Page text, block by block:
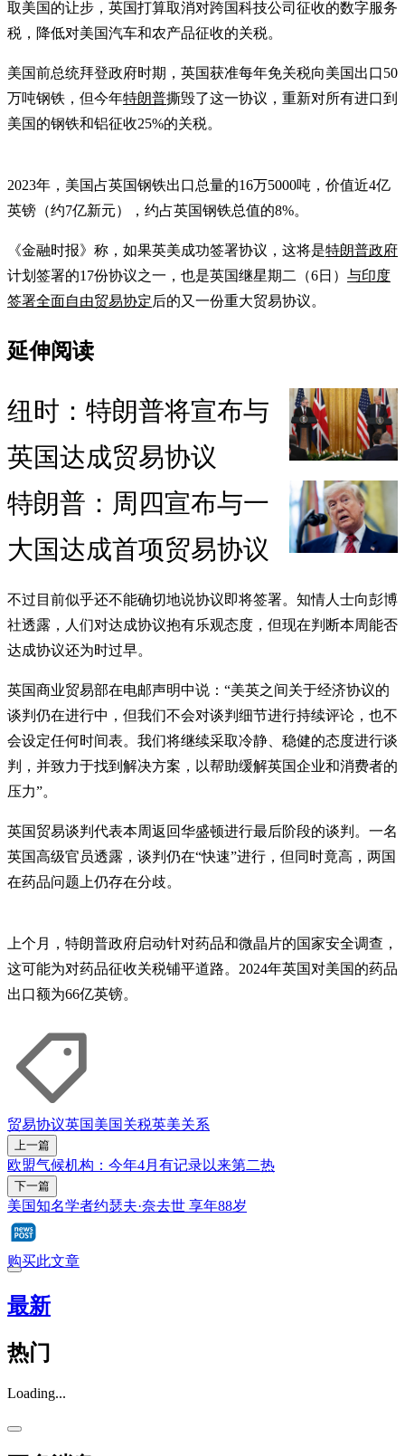
取美国的让步，英国打算取消对跨国科技公司征收的数字服务
税，降低对美国汽车和农产品征收的关税。
美国前总统拜登政府时期，英国获准每年免关税向美国出口50
万吨钢铁，但今年特朗普撕毁了这一协议，重新对所有进口到
美国的钢铁和铝征收25%的关税。
2023年，美国占英国钢铁出口总量的16万5000吨，价值近4亿
英镑（约7亿新元），约占英国钢铁总值的8%。
《金融时报》称，如果英美成功签署协议，这将是特朗普政府
计划签署的17份协议之一，也是英国继星期二（6日） 与印度
签署全面自由贸易协定后的又一份重大贸易协议。
延伸阅读
纽时：特朗普将宣布与
英国达成贸易协议
特朗普：周四宣布与一
大国达成首项贸易协议
不过目前似乎还不能确切地说协议即将签署。知情人士向彭博
社透露，人们对达成协议抱有乐观态度，但现在判断本周能否
达成协议还为时过早。
英国商业贸易部在电邮声明中说：“美英之间关于经济协议的
谈判仍在进行中，但我们不会对谈判细节进行持续评论，也不
会设定任何时间表。我们将继续采取冷静、稳健的态度进行谈
判，并致力于找到解决方案，以帮助缓解英国企业和消费者的
压力”。
英国贸易谈判代表本周返回华盛顿进行最后阶段的谈判。一名
英国高级官员透露，谈判仍在“快速”进行，但同时竟高，两国
在药品问题上仍存在分歧。
上个月，特朗普政府启动针对药品和微晶片的国家安全调查，
这可能为对药品征收关税铺平道路。2024年英国对美国的药品
出口额为66亿英镑。
贸易协议英国美国关税英美关系
上一篇
欧盟气候机构：今年4月有记录以来第二热
下一篇
美国知名学者约瑟夫·奈去世 享年88岁
购买此文章
最新
热门
Loading...